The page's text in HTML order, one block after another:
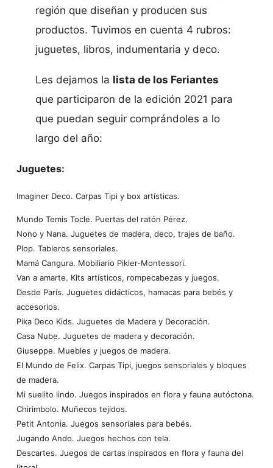
región que diseñan y producen sus
productos. Tuvimos en cuenta 4 rubros:
juguetes, libros, indumentaria y deco.
Les dejamos la lista de los Feriantes
que participaron de la edición 2021 para
que puedan seguir comprándoles a lo
largo del año:
Juguetes:
Imaginer Deco. Carpas Tipi y box artísticas.
Mundo Temis Tocle. Puertas del ratón Pérez.
Nono y Nana. Juguetes de madera, deco, trajes de baño.
Plop. Tableros sensoriales.
Mamá Cangura. Mobiliario Pikler-Montessori.
Van a amarte. Kits artísticos, rompecabezas y juegos.
Desde París. Juguetes didácticos, hamacas para bebés y
accesorios.
Pika Deco Kids. Juguetes de Madera y Decoración.
Casa Nube. Juguetes de madera y decoración.
Giuseppe. Muebles y juegos de madera.
El Mundo de Felix. Carpas Tipi, juegos sensoriales y bloques
de madera.
Mi suelito lindo. Juegos inspirados en flora y fauna autóctona.
Chirimbolo. Muñecos tejidos.
Petit Antonia. Juegos sensoriales para bebés.
Jugando Ando. Juegos hechos con tela.
Descartes. Juegos de cartas inspirados en flora y fauna del